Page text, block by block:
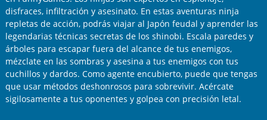
disfraces, infiltración y asesinato. En estas aventuras ninja
repletas de acción, podrás viajar al Japón feudal y aprender las
legendarias técnicas secretas de los shinobi. Escala paredes y
árboles para escapar fuera del alcance de tus enemigos,
mézclate en las sombras y asesina a tus enemigos con tus
cuchillos y dardos. Como agente encubierto, puede que tengas
que usar métodos deshonrosos para sobrevivir. Acércate
sigilosamente a tus oponentes y golpea con precisión letal.